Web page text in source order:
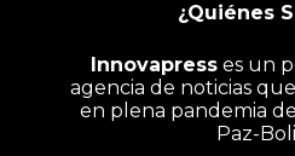
¿Quiénes
Innovapress es un
agencia de noticias
en plena pandemia
Paz-